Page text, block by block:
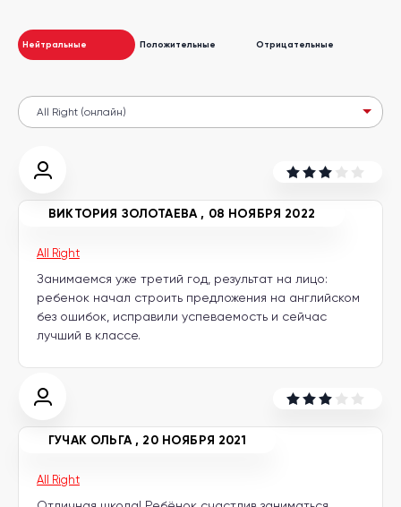
Новые
Ищу курс:
английского
город:
Москва
другой
кабинет
школы
Помочь
выборе?
Добавить
Нейтральные Положительные Отрицательные
All Right
ВИКТОРИЯ ЗОЛОТАЕВА , 08 НОЯБРЯ 2022
Занимаемся уже третий год, результат на лицо:
ребенок начал строить предложения на английском
без ошибок, исправили успеваемость и сейчас
лучший в классе.
All Right
ГУЧАК ОЛЬГА , 20 НОЯБРЯ 2021